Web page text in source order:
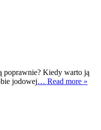
poprawnie? Kiedy warto ją
jodowej… Read more »